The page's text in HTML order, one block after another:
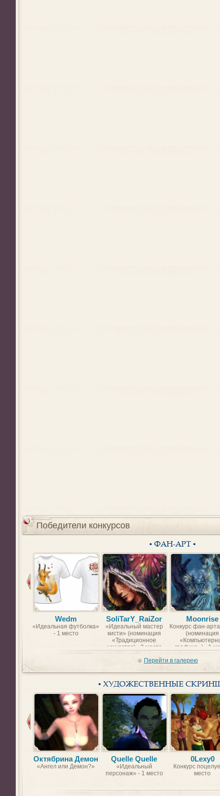
Победители конкурсов
• ФАН-АРТ •
Wedm
«Идеальная футболка»
- 1 место
SoliTarY_RaiZor
«Идеальный мастер
кисти» (номинация
«Традиционное
искусство) - 2 место
Moonrise
Конкурс фан-
(номинация
графика») - 1
Перейти в галерею
• ХУДОЖЕСТВЕННЫЕ
Октябрина Демон
«Ангел или Демон?»
Quelle Quelle
«Идеальный
персонаж» - 1 место
0Lexy0
Конкурс
место